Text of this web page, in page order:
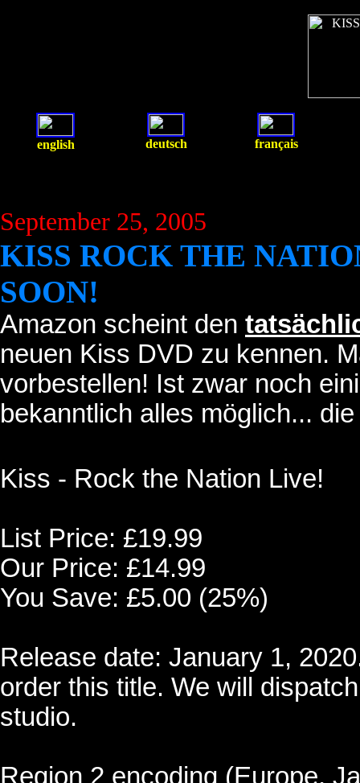
english deutsch français
September 25, 2005
KISS ROCK THE
SOON!
Amazon scheint den
neuen Kiss DVD zu kennen.
vorbestellen! Ist zwar noch
bekanntlich alles möglich...
Kiss - Rock the Nation Live!
List Price: £19.99
Our Price: £14.99
You Save: £5.00 (25%)
Release date: January 1,
order this title. We will
studio.
Region 2 encoding (Europe,